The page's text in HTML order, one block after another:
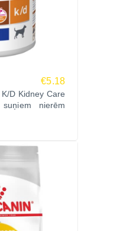
€5.18
D Kidney Care
nierēm